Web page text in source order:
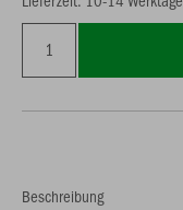
Beschreibung